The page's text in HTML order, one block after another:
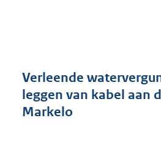
Verleende
leggen van kabel aan
Markelo